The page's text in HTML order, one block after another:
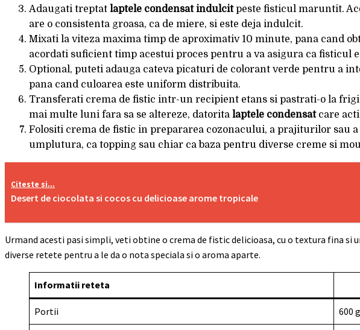
Adaugati treptat laptele condensat indulcitpeste fisticul maruntit.
are o consistenta groasa, ca de miere, si este deja indulcit.
Mixati la viteza maxima timp de aproximativ 10 minute, pana cand
acordati suficient timp acestui proces pentru a va asigura ca fisticul
Optional, puteti adauga cateva picaturi de colorant verde pentru a
pana cand culoarea este uniform distribuita.
Transferati crema de fistic intr-un recipient etans si pastrati-o la
mai multe luni fara sa se altereze, datorita laptele condensatcare
Folositi crema de fistic in prepararea cozonacului, a prajiturilor sau
umplutura, ca topping sau chiar ca baza pentru diverse creme si
Citeste si...
Desert de ciocolata si cocos cu delicioase arome tropicale
Urmand acesti pasi simpli, veti obtine o crema de fistic delicioasa, cu o textura fina
diverse retete pentru a le da o nota speciala si o aroma aparte.
Informatii reteta
Portii 600